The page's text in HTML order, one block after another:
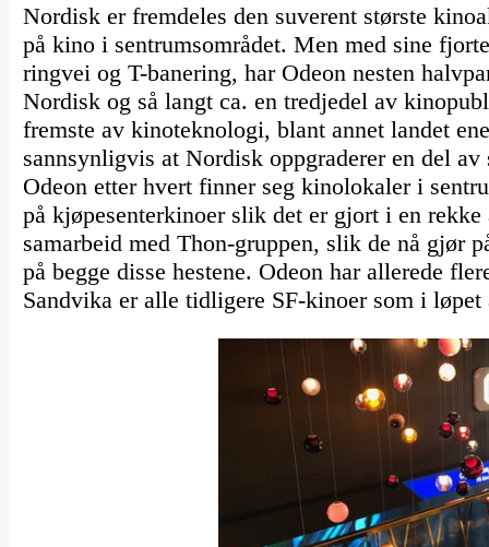
Nordisk er fremdeles den suverent største
på kino i sentrumsområdet. Men med sine
ringvei og T-banering, har Odeon nesten
Nordisk og så langt ca. en tredjedel av
fremste av kinoteknologi, blant annet landet
sannsynligvis at Nordisk oppgraderer en del
Odeon etter hvert finner seg kinolokaler i
på kjøpesenterkinoer slik det er gjort i en
samarbeid med Thon-gruppen, slik de nå gjør
på begge disse hestene. Odeon har allerede
Sandvika er alle tidligere SF-kinoer som i